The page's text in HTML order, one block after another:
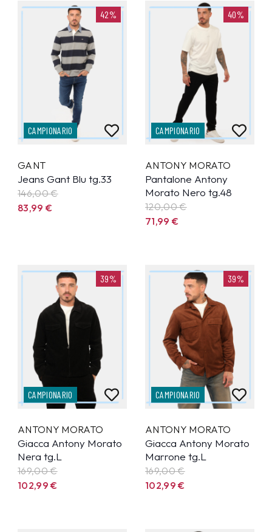
42%
CAMPIONARIO
GANT
Jeans Gant Blu tg.33
146,00 €
83,99€
40%
CAMPIONARIO
ANTONY MORATO
Pantalone Antony
Morato Nero tg.48
120,00 €
71,99€
39%
CAMPIONARIO
ANTONY MORATO
Giacca Antony Morato
Nera tg.L
169,00 €
102,99€
39%
CAMPIONARIO
ANTONY MORATO
Giacca Antony Morato
Marrone tg.L
169,00 €
102,99€